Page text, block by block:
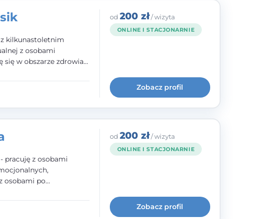
kilkunastoletnim
z osobami
się w obszarze zdrowia
i wypalenia
i angielskim, w
na partnerstwie i
od 200 zł/ wizyta
ONLINE I STACJONARNIE
Zobacz profil
pracuję z osobami
osobami po
psychologię
z interwencji kryzysowej
Wrocławiu. W pracy
od 200 zł/ wizyta
ONLINE I STACJONARNIE
Zobacz profil